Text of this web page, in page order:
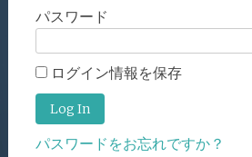
パスワード
ログイン情報を保存
パスワードをお忘れですか？